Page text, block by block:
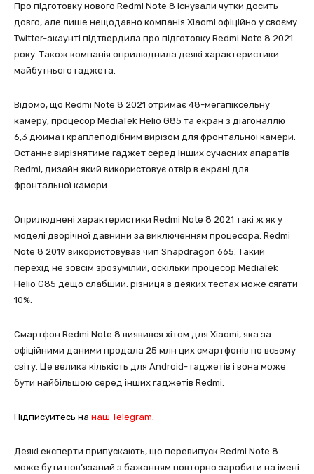
Про підготовку нового Redmi Note 8 існували чутки досить
довго, але лише нещодавно компанія Xiaomi офіційно у своєму
Twitter-акаунті підтвердила про підготовку Redmi Note 8 2021
року. Також компанія оприлюднила деякі характеристики
майбутнього гаджета.
Відомо, що Redmi Note 8 2021 отримає 48-мегапіксельну
камеру, процесор MediaTek Helio G85 та екран з діагоналлю
6,3 дюйма і краплеподібним вирізом для фронтальної камери.
Останнє вирізнятиме гаджет серед інших сучасних апаратів
Redmi, дизайн який використовує отвір в екрані для
фронтальної камери.
Оприлюднені характеристики Redmi Note 8 2021 такі ж як у
моделі дворічної давнини за виключенням процесора. Redmi
Note 8 2019 використовував чип Snapdragon 665. Такий
перехід не зовсім зрозумілий, оскільки процесор MediaTek
Helio G85 дещо слабший. різниця в деяких тестах може сягати
10%.
Смартфон Redmi Note 8 виявився хітом для Xiaomi, яка за
офіційними даними продала 25 млн цих смартфонів по всьому
світу. Це велика кількість для Android- гаджетів і вона може
бути найбільшою серед інших гаджетів Redmi.
Підписуйтесь на наш Telegram.
Деякі експерти припускають, що перевипуск Redmi Note 8
може бути пов’язаний з бажанням повторно заробити на імені